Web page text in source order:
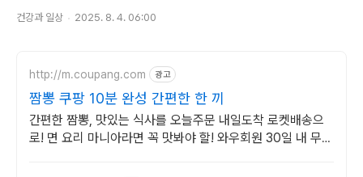
건강과 일상 2025. 8. 4. 06:00
http://m.coupang.com 광고
짬뽕 쿠팡 10분 완성 간편한 한 끼
간편한 짬뽕, 맛있는 식사를 오늘주문 내일도착 로켓배송으
로! 면 요리 마니아라면 꼭 맛봐야 할! 와우회원 30일 내 무료